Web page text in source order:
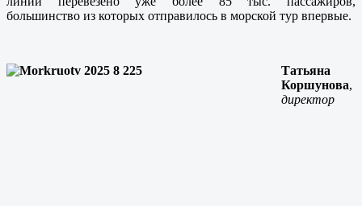
большинство из которых отправилось в морской тур впервые.
Татьяна
Коршунова,
директор